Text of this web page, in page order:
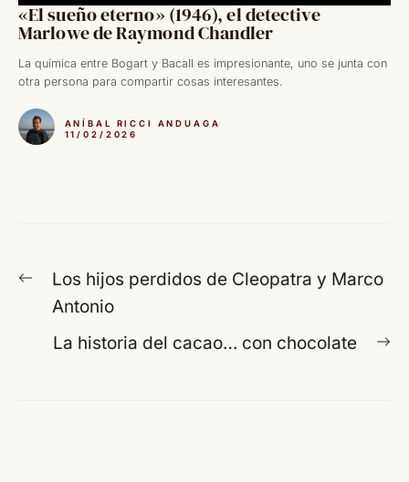
«El sueño eterno» (1946), el detective
Marlowe de Raymond Chandler
La química entre Bogart y Bacall es impresionante, uno se junta con
otra persona para compartir cosas interesantes.
ANÍBAL RICCI ANDUAGA
11/02/2026
Navegación
entradas
Entrada
anterior:
Los hijos perdidos de Cleopatra y Marco
Antonio
La historia del cacao… con chocolate